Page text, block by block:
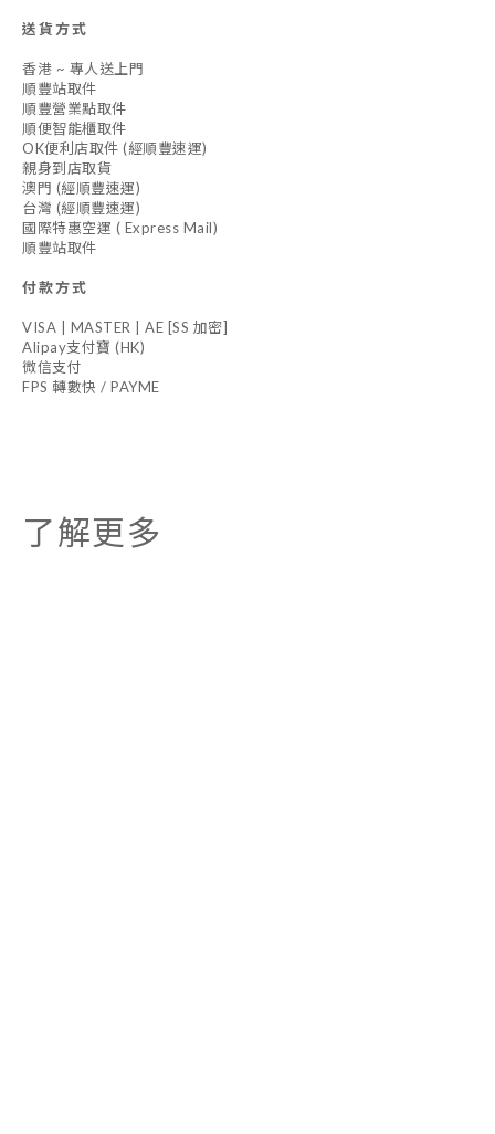
送貨方式
香港 ~ 專人送上門
順豐站取件
順豐營業點取件
順便智能櫃取件
OK便利店取件 (經順豐速運)
親身到店取貨
澳門 (經順豐速運)
台灣 (經順豐速運)
國際特惠空運 ( Express Mail)
順豐站取件
付款方式
VISA | MASTER | AE [SS 加密]
Alipay支付寶 (HK)
微信支付
FPS 轉數快 / PAYME
了解更多